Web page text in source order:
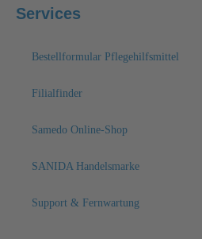
Services
Bestellformular Pflegehilfsmittel
Filialfinder
Samedo Online-Shop
SANIDA Handelsmarke
Support & Fernwartung